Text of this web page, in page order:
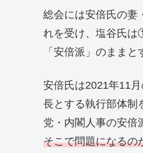
総会には安倍氏の妻
れを受け、塩谷氏
「安倍派」のまま
安倍氏は2021年11
長とする執行部体制
党・内閣人事の安倍
そこで問題になるの